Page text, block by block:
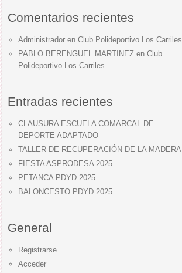
Comentarios recientes
Administrador enClub Polideportivo Los Carriles
PABLO BERENGUEL MARTINEZ enClub
Polideportivo Los Carriles
Entradas recientes
CLAUSURA ESCUELA COMARCAL DE
DEPORTE ADAPTADO
TALLER DE RECUPERACIÓN DE LA MADERA
FIESTA ASPRODESA 2025
PETANCA PDYD 2025
BALONCESTO PDYD 2025
General
Registrarse
Acceder